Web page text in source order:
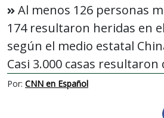
Al menos 126 personas
174 resultaron heridas en
según el medio estatal
Casi 3.000 casas resultaron
Por: CNN en Español